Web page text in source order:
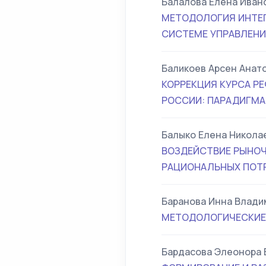
МЕТОДОЛОГИЯ
СИСТЕМЕ
Баликоев Арсен
КОРРЕКЦИЯ КУРСА
РОССИИ:
Балыко Елена
ВОЗДЕЙСТВИЕ
РАЦИОНАЛЬНЫХ
Баранова Инна
Бардасова Элеонора